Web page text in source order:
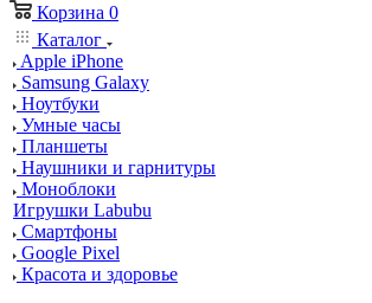
Корзина 0
Каталог
Apple iPhone
Samsung Galaxy
Ноутбуки
Умные часы
Планшеты
Наушники и гарнитуры
Моноблоки
Игрушки Labubu
Смартфоны
Google Pixel
Красота и здоровье